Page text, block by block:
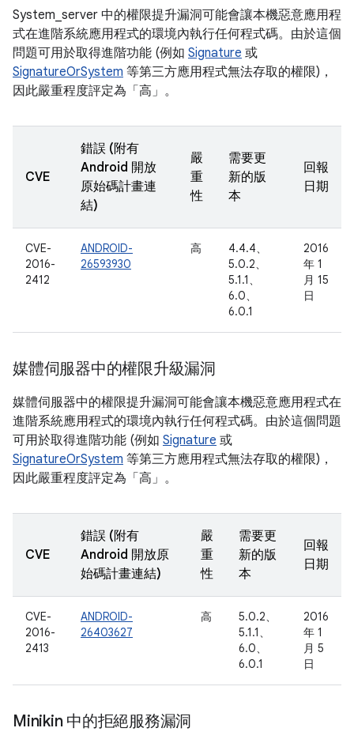
System_server 中的權限提升漏洞可能會讓本機惡意應用程
式在進階系統應用程式的環境內執行任何程式碼。由於這個
問題可用於取得進階功能 (例如 Signature 或
SignatureOrSystem 等第三方應用程式無法存取的權限)，
因此嚴重程度評定為「高」。
CVE
錯誤 (附有
Android 開放
原始碼計畫連
結)
嚴
重
性
需要更
新的版
本
回報
日期
CVE-
2016-
2412
ANDROID-
26593930
高
4.4.4、
5.0.2、
5.1.1、
6.0、
6.0.1
2016
年 1
月 15
日
媒體伺服器中的權限升級漏洞
媒體伺服器中的權限提升漏洞可能會讓本機惡意應用程式在
進階系統應用程式的環境內執行任何程式碼。由於這個問題
可用於取得進階功能 (例如 Signature 或
SignatureOrSystem 等第三方應用程式無法存取的權限)，
因此嚴重程度評定為「高」。
CVE
錯誤 (附有
Android 開放原
始碼計畫連結)
嚴
重
性
需要更
新的版
本
回報
日期
CVE-
2016-
2413
ANDROID-
26403627
高
5.0.2、
5.1.1、
6.0、
6.0.1
2016
年 1
月 5
日
Minikin 中的拒絕服務漏洞